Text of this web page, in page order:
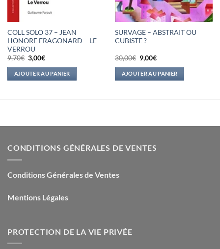
COLL SOLO 37 – JEAN
HONORE FRAGONARD – LE
VERROU
9,70€ Le
prix
initial
était :
9,70€.
3,00€Le
actuel
est :
3,00€.
AJOUTER AU PANIER
SURVAGE – ABSTRAIT OU
CUBISTE ?
30,00€ Le
prix
initial
était :
30,00€.
9,00€Le
actuel
est :
9,00€.
AJOUTER AU PANIER
CONDITIONS GÉNÉRALES DE VENTES
Conditions Générales de Ventes
Mentions Légales
PROTECTION DE LA VIE PRIVÉE